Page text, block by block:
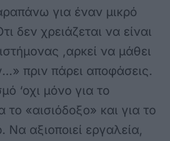
για έναν μικρό
δεν χρειάζεται να είναι
,αρκεί να μάθει
πριν πάρει αποφάσεις.
‘οχι μόνο για το
το «αισιόδοξο» και για το
Να αξιοποιεί εργαλεία,